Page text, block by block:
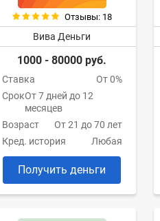
Отзывы: 18
Вива Деньги
1000 - 80000 руб.
Ставка
От 0%
СрокОт 7 дней до 12
месяцев
Возраст
От 21 до 70 лет
Кред. история
Любая
Получить деньги